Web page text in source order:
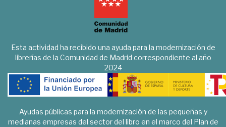
Esta actividad ha recibido una ayuda para la modernización de
librerías de la Comunidad de Madrid correspondiente al año
2024
Ayudas públicas para la modernización de las pequeñas y
medianas empresas del sector del libro en el marco del Plan de